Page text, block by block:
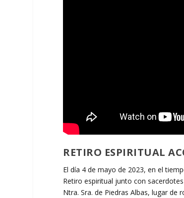
RETIRO ESPIRITUAL
El día 4 de mayo de 2023, en el
Retiro espiritual junto con
Ntra. Sra. de Piedras Albas, lugar